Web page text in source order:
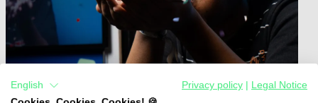
English Privacy policy
Legal Notice